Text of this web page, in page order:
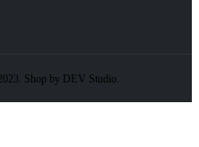
Shop by DEV Studio.